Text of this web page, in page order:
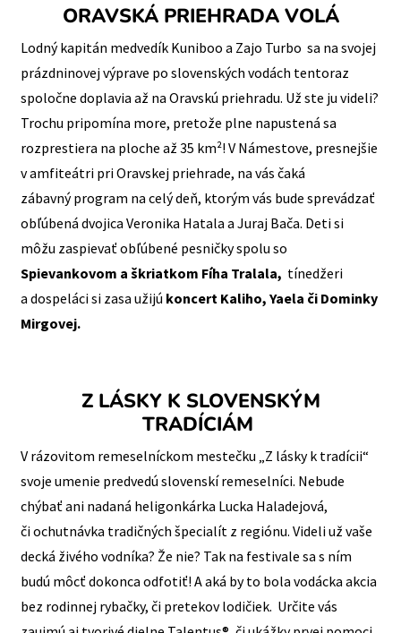
ORAVSKÁ PRIEHRADA VOLÁ
Lodný kapitán medvedík Kuniboo a Zajo Turbo sa na svojej
prázdninovej výprave po slovenských vodách tentoraz
spoločne doplavia až na Oravskú priehradu. Už ste ju videli?
Trochu pripomína more, pretože plne napustená sa
rozprestiera na ploche až 35 km²! V Námestove, presnejšie
v amfiteátri pri Oravskej priehrade, na vás čaká
zábavný program na celý deň, ktorým vás bude sprevádzať
obľúbená dvojica Veronika Hatala a Juraj Bača. Deti si
môžu zaspievať obľúbené pesničky spolu so
Spievankovom a škriatkom Fíha Tralala, tínedžeri
a dospeláci si zasa užijú koncert Kaliho, Yaela či Dominky
Mirgovej.
Z LÁSKY K SLOVENSKÝM
TRADÍCIÁM
V rázovitom remeselníckom mestečku „Z lásky k tradícii“
svoje umenie predvedú slovenskí remeselníci. Nebude
chýbať ani nadaná heligonkárka Lucka Haladejová,
či ochutnávka tradičných špecialít z regiónu. Videli už vaše
decká živého vodníka? Že nie? Tak na festivale sa s ním
budú môcť dokonca odfotiť! A aká by to bola vodácka akcia
bez rodinnej rybačky, či pretekov lodičiek. Určite vás